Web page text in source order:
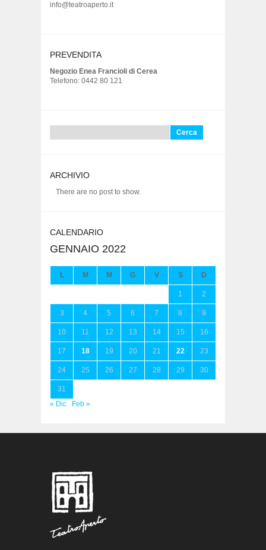
info@teatroaperto.it
PREVENDITA
Negozio Enea Francioli di Cerea
Telefono: 0442 80 121
per:
ARCHIVIO
There are no post to show.
CALENDARIO
GENNAIO 2022
L M M G V S D
1 2
3 4 5 6 7 8 9
10 11 12 13 14 15 16
17 18 19 20 21 22 23
24 25 26 27 28 29 30
31
« Dic
Feb »